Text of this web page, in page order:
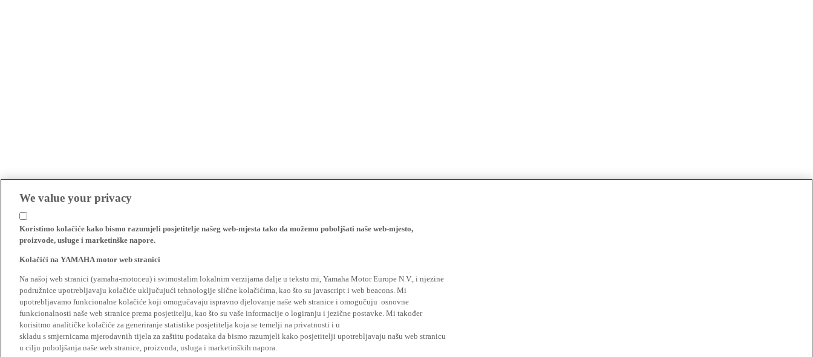
We value your privacy
Koristimo kolačiće kako bismo razumjeli posjetitelje našeg web-mjesta tako da možemo poboljšati naše web-mjesto,
proizvode, usluge i marketinške napore.
Kolačići na YAMAHA motor web stranici
Na našoj web stranici (yamaha-motor.eu) i svimostalim lokalnim verzijama dalje u tekstu mi, Yamaha Motor Europe N.V., i njezine
podružnice upotrebljavaju kolačiće uključujući tehnologije slične kolačićima, kao što su javascript i web beacons. Mi
upotrebljavamo funkcionalne kolačiće koji omogučavaju ispravno djelovanje naše web stranice i omogučuju osnovne
funkcionalnosti naše web stranice prema posjetitelju, kao što su vaše informacije o logiranju i jezične postavke. Mi također
korisitmo analitičke kolačiće za generiranje statistike posjetitelja koja se temelji na privatnosti i u
skladu s smjernicama mjerodavnih tijela za zaštitu podataka da bismo razumjeli kako posjetitelji upotrebljavaju našu web stranicu
u cilju poboljšanja naše web stranice, proizvoda, usluga i marketinških napora.